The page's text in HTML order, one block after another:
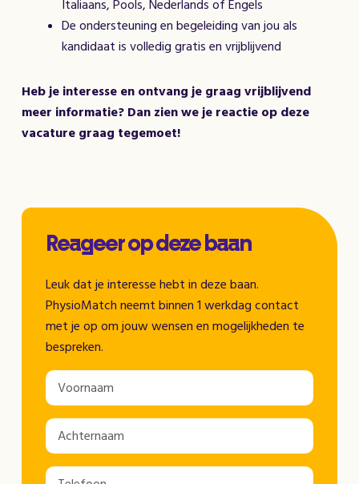
Italiaans, Pools, Nederlands of Engels
De ondersteuning en begeleiding van jou als
kandidaat is volledig gratis en vrijblijvend
Heb je interesse en ontvang je graag vrijblijvend
meer informatie? Dan zien we je reactie op deze
vacature graag tegemoet!
Reageer op deze baan
Leuk dat je interesse hebt in deze baan.
PhysioMatch neemt binnen 1 werkdag contact
met je op om jouw wensen en mogelijkheden te
bespreken.